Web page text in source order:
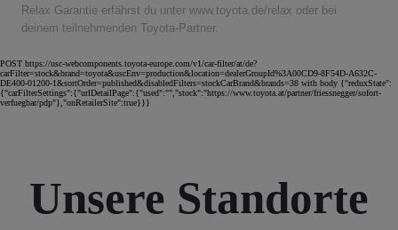
Relax Garantie erfährst du unter www.toyota.de/relax oder bei
deinem teilnehmenden Toyota-Partner.
POST https://usc-webcomponents.toyota-europe.com/v1/car-filter/at/de?
carFilter=stock&brand=toyota&uscEnv=production&location=dealerGroupId%3A00CD9-8F54D-A632C-
DE400-01200-1&sortOrder=published&disabledFilters=stockCarBrand&brands=38 with body {"reduxState":
{"carFilterSettings":{"urlDetailPage":{"used":"","stock":"https://www.toyota.at/partner/friessnegger/sofort-
verfuegbar/pdp"},"onRetailerSite":true}}}
Unsere Standorte